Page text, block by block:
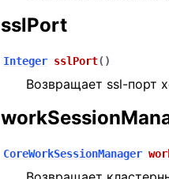
sslPort
Integer sslPort( )
Возвращает ssl-порт
CoreWorkSessionManager